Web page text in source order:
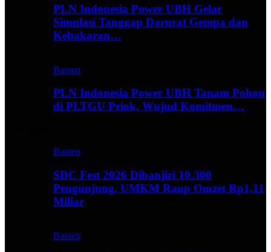
PLN Indonesia Power UBH Gelar
Simulasi Tanggap Darurat Gempa dan
Kebakaran…
Banten
PLN Indonesia Power UBH Tanam Pohon
di PLTGU Priok, Wujud Komitmen…
Banten
SDC Fest 2026 Dibanjiri 10.300
Pengunjung, UMKM Raup Omzet Rp1,11
Miliar
Banten